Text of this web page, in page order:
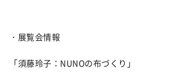
・展覧会情報
「須藤玲子： NUNOの布づくり」